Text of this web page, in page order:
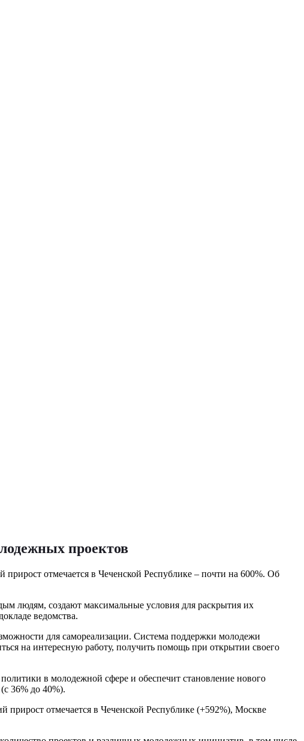
проектов
отмечается в Чеченской Республике – почти на 600%. Об
людям, создают максимальные условия для раскрытия их
ведомства.
для самореализации. Система поддержки молодежи
на интересную работу, получить помощь при открытии своего
в молодежной сфере и обеспечит становление нового
36% до 40%).
отмечается в Чеченской Республике (+592%), Москве